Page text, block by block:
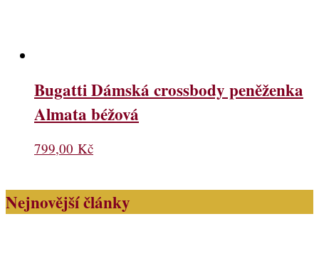
Bugatti Dámská crossbody peněženka
Almata béžová
799,00 Kč
Nejnovější články